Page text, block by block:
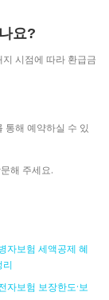
요?
시점에 따라 환급금
통해 예약하실 수 있
해 주세요.
자보험 세액공제 혜
리
자보험 보장한도·보